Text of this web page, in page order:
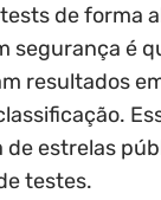
de forma
segurança é
resultados
estrelas
testes.